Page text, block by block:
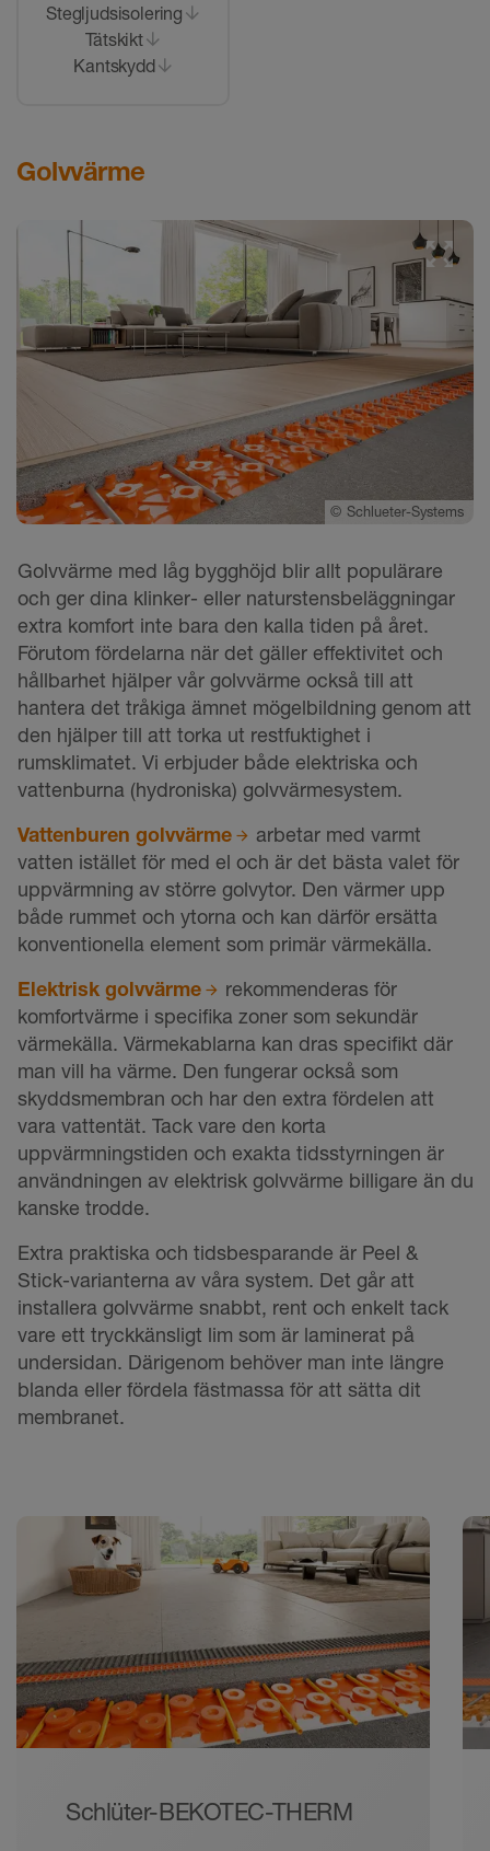
Stegljudsisolering
Tätskikt
Kantskydd
Golvvärme
© Schlueter-Systems
Golvvärme med låg bygghöjd blir allt populärare
och ger dina klinker- eller naturstensbeläggningar
extra komfort inte bara den kalla tiden på året.
Förutom fördelarna när det gäller effektivitet och
hållbarhet hjälper vår golvvärme också till att
hantera det tråkiga ämnet mögelbildning genom att
den hjälper till att torka ut restfuktighet i
rumsklimatet. Vi erbjuder både elektriska och
vattenburna (hydroniska) golvvärmesystem.
Vattenburen golvvärme
arbetar med varmt
vatten istället för med el och är det bästa valet för
uppvärmning av större golvytor. Den värmer upp
både rummet och ytorna och kan därför ersätta
konventionella element som primär värmekälla.
Elektrisk golvvärme
rekommenderas för
komfortvärme i specifika zoner som sekundär
värmekälla. Värmekablarna kan dras specifikt där
man vill ha värme. Den fungerar också som
skyddsmembran och har den extra fördelen att
vara vattentät. Tack vare den korta
uppvärmningstiden och exakta tidsstyrningen är
användningen av elektrisk golvvärme billigare än du
kanske trodde.
Extra praktiska och tidsbesparande är Peel &
Stick-varianterna av våra system. Det går att
installera golvvärme snabbt, rent och enkelt tack
vare ett tryckkänsligt lim som är laminerat på
undersidan. Därigenom behöver man inte längre
blanda eller fördela fästmassa för att sätta dit
membranet.
Schlüter-BEKOTEC-THERM